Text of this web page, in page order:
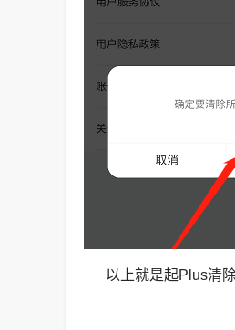
以上就是起Plus清除